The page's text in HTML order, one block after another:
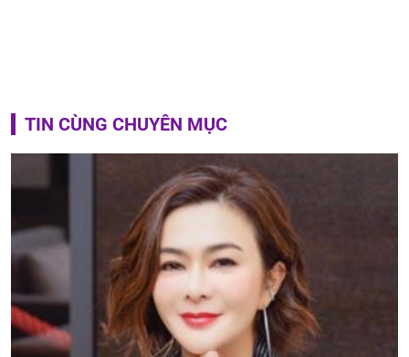
TIN CÙNG CHUYÊN MỤC